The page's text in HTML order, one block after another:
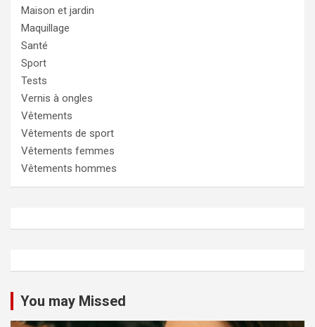
Maison et jardin
Maquillage
Santé
Sport
Tests
Vernis à ongles
Vêtements
Vêtements de sport
Vêtements femmes
Vêtements hommes
You may Missed